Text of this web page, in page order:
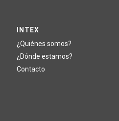
INTEX
¿Quiénes somos?
¿Dónde estamos?
Contacto